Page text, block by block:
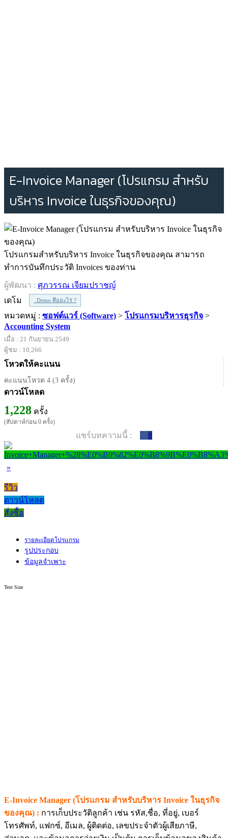
E-Invoice Manager (โปรแกรม สำหรับ
บริหาร Invoice ในธุรกิจของคุณ)
โปรแกรมสำหรับบริหาร Invoice ในธุรกิจของคุณ สามารถ
ทำการบันทึกประวัติ Invoices ของท่าน
ผู้พัฒนา : ศุภวรรณ เจียมปราชญ์
เดโม
Demo คืออะไร ?
หมวดหมู่ : ซอฟต์แวร์ (Software) > โปรแกรมบริหารธุรกิจ >
Accounting System
เมื่อ : 21 กันยายน 2549
ผู้ชม : 10,266
โหวตให้คะแนน
คะแนนโหวต 4 (3 ครั้ง)
ดาวน์โหลด
1,228 ครั้ง
(สัปดาห์ก่อน 0 ครั้ง)
แชร์บทความนี้ : 0
»
รีวิว
ดาวน์โหลด
สั่งซื้อ
รายละเอียดโปรแกรม
รูปประกอบ
ข้อมูลจำเพาะ
Text Size
E-Invoice Manager (โปรแกรม สำหรับบริหาร Invoice ในธุรกิจ
ของคุณ) : การเก็บประวัติลูกค้า เช่น รหัส,ชื่อ, ที่อยู่, เบอร์
โทรศัพท์, แฟกซ์, อีเมล, ผู้ติดต่อ, เลขประจำตัวผู้เสียภาษี,